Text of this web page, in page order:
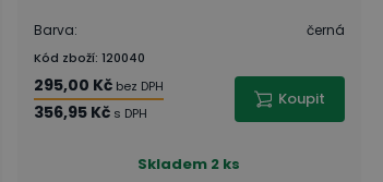
Barva: černá
Kód zboží: 120040
295,00 Kč bez DPH
356,95 Kč s DPH
Koupit
Skladem 2 ks